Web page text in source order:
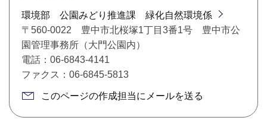
環境部 公園みどり推進課 緑化自然環境係
〒560-0022 豊中市北桜塚1丁目3番1号 豊中市公
園管理事務所（大門公園内）
電話：06-6843-4141
ファクス：06-6845-5813
このページの作成担当にメールを送る